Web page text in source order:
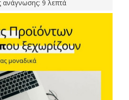
ανάγνωσης: 9 λεπτά